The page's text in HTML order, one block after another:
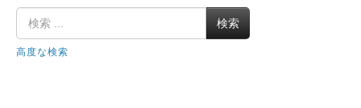
検索
高度な検索